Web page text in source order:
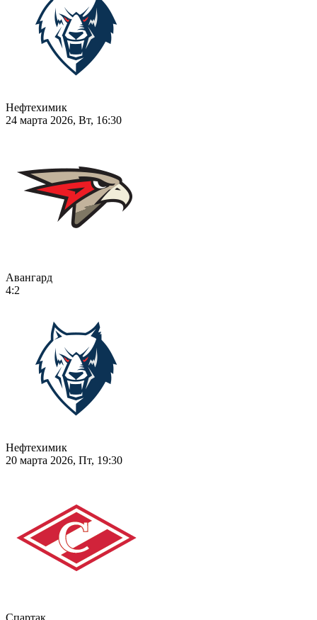
Нефтехимик
24 марта 2026, Вт, 16:30
Авангард
4:2
Нефтехимик
20 марта 2026, Пт, 19:30
Спартак